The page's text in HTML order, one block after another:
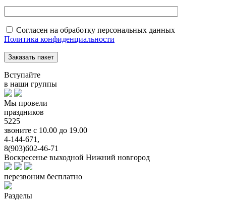
Согласен на обработку персональных данных
Политика конфиденциальности
Вступайте
в наши группы
Мы провели
праздников
5225
звоните с 10.00 до 19.00
4-144-671,
8(903)602-46-71
Воскресенье выходной Нижний новгород
перезвоним бесплатно
Разделы